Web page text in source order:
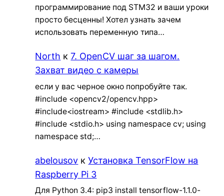
программирование под STM32 и ваши уроки
просто бесценны! Хотел узнать зачем
использовать переменную типа…
North к7. OpenCV шаг за шагом.
Захват видео с камеры
если у вас черное окно попробуйте так.
#include <opencv2/opencv.hpp>
#include<iostream> #include <stdlib.h>
#include <stdio.h> using namespace cv; using
namespace std;…
abelousov кУстановка TensorFlow на
Raspberry Pi 3
Для Python 3.4: pip3 install tensorflow-1.1.0-